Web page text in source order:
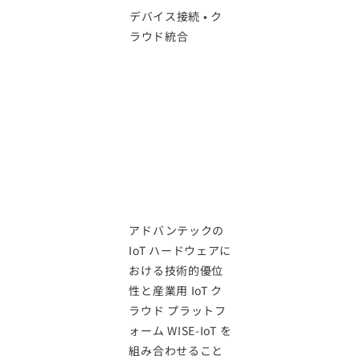
デバイス接続 • ク
ラウド統合
アドバンテックの
IoT ハードウェアに
おける技術的優位
性と産業用 IoT ク
ラウド プラットフ
ォーム WISE-IoT を
組み合わせること